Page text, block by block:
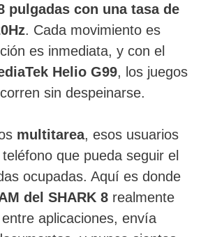
pulgadas con una tasa de
. Cada movimiento es
es inmediata, y con el
Helio G99, los juegos
sin despeinarse.
multitarea, esos usuarios
que pueda seguir el
ocupadas. Aquí es donde
del SHARK 8 realmente
aplicaciones, envía